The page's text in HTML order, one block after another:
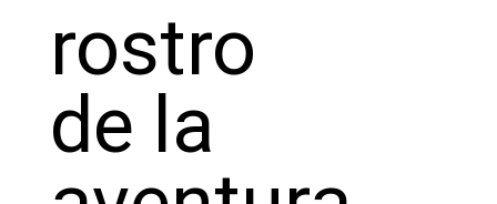
rostro
de la